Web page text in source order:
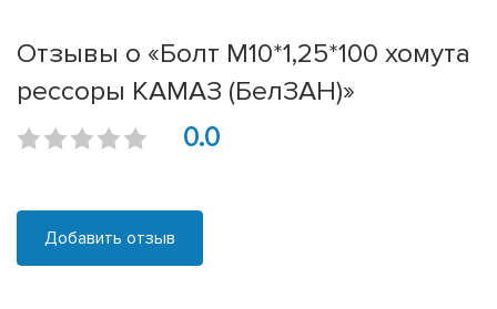
Отзывы о «Болт М10*1,25*100 хомута
рессоры КАМАЗ (БелЗАН)»
0.0
Добавить отзыв